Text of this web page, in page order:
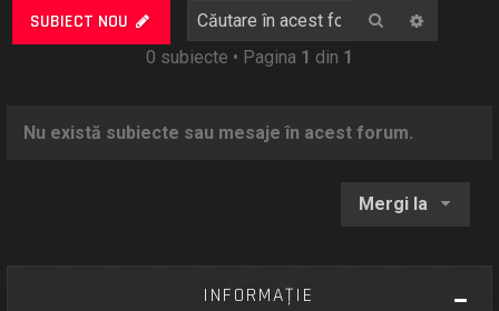
SUBIECT NOU Căutare
0 subiecte • Pagina 1 din 1
Nu există subiecte sau mesaje în acest forum.
Mergi la
INFORMAŢIE